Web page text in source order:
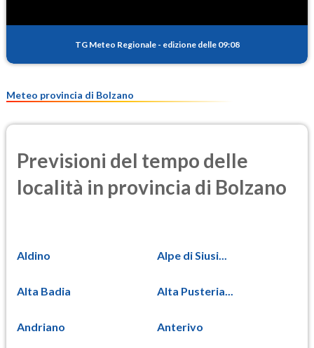
TG Meteo Regionale - edizione delle 09:08
Meteo provincia di Bolzano
Previsioni del tempo delle
località in provincia di Bolzano
Aldino Alpe di Siusi...
Alta Badia Alta Pusteria...
Andriano Anterivo